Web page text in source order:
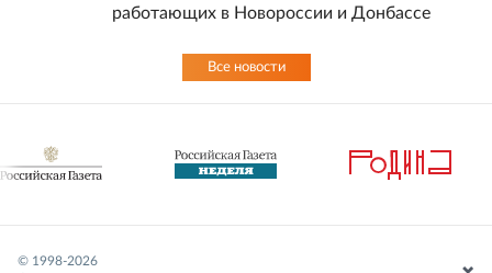
работающих в Новороссии и Донбассе
Все новости
© 1998-2026